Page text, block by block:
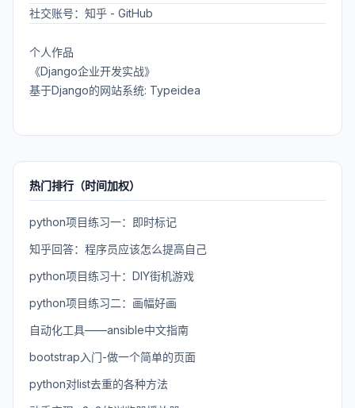
社交账号： 知乎 - GitHub
个人作品
《Django企业开发实战》
基于Django的网站系统: Typeidea
热门排行（时间加权）
python项目练习一：即时标记
知乎回答：程序员应该怎么提高自己
python项目练习十：DIY街机游戏
python项目练习二：画幅好画
自动化工具——ansible中文指南
bootstrap入门-做一个简单的页面
python对list去重的各种方法